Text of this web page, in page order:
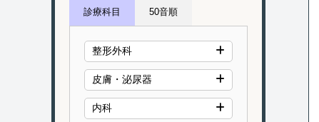
診療科目 50音順
整形外科
皮膚・泌尿器
内科